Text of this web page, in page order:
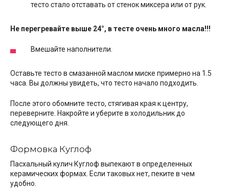
тесто стало отставать от стенок миксера или от рук.
Не перегревайте выше 24°, в тесте очень много масла!!!
Вмешайте наполнители.
Оставьте тесто в смазанной маслом миске примерно на 1.5
часа. Вы должны увидеть, что тесто начало подходить.
После этого обомните тесто, стягивая края к центру,
переверните. Накройте и уберите в холодильник до
следующего дня.
Формовка Куглоф
Пасхальный кулич Куглоф выпекают в определенных
керамических формах. Если таковых нет, пеките в чем
удобно.